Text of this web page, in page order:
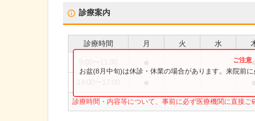
診療案内
診療時間 月 火 水
●
診療時間・内容等について、事前に必ず医療機関に直接ご
お盆(8月中旬)は休診・休業の場合があります。来院前